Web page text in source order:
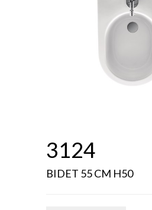
3124
BIDET 55 CM H50